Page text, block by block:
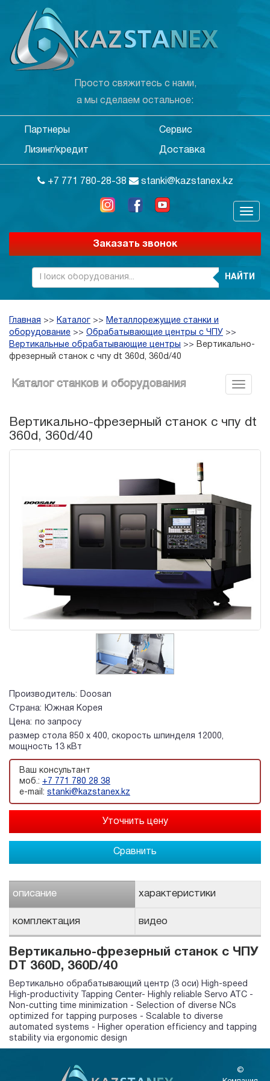
Просто свяжитесь с нами,
а мы сделаем остальное:
Партнеры Сервис
Лизинг/кредит Доставка
+7 771 780-28-38 stanki@kazstanex.kz
Заказать звонок
НАЙТИ
Главная >> Каталог >> Металлорежущие станки и
оборудование >> Обрабатывающие центры с ЧПУ >>
Вертикальные обрабатывающие центры
>> Вертикально-
фрезерный станок с чпу dt 360d, 360d/40
Каталог станков и оборудования
Вертикально-фрезерный станок с чпу dt
360d, 360d/40
Производитель:
Doosan
Страна:
Южная Корея
Цена:
по запросу
размер стола 850 x 400, скорость шпинделя 12000,
мощность 13 кВт
Ваш консультант
моб.: +7 771 780 28 38
e-mail: stanki@kazstanex.kz
Сравнить
описание характеристики
комплектация видео
Вертикально-фрезерный станок с ЧПУ
DT 360D, 360D/40
Вертикально обрабатывающий центр (3 оси) High-speed
High-productivity Tapping Center- Highly reliable Servo ATC -
Non-cutting time minimization - Selection of diverse NCs
optimized for tapping purposes - Scalable to diverse
automated systems - Higher operation efficiency and tapping
stability via ergonomic design
©